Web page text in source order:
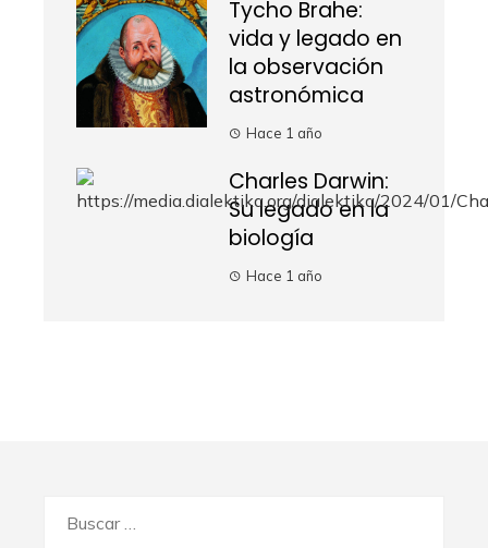
Tycho Brahe:
vida y legado en
la observación
astronómica
Hace 1 año
Charles Darwin:
Su legado en la
biología
Hace 1 año